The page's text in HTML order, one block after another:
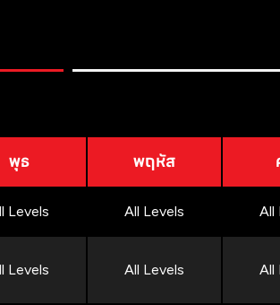
พุธ พฤหัส
Levels All Levels All
Levels All Levels All